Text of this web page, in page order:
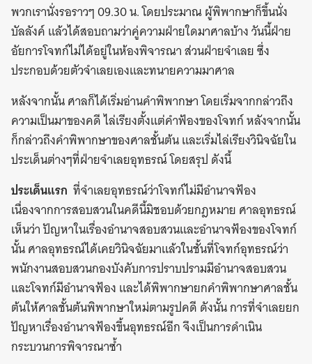
พวกเรานั่งรอราวๆ 09.30 น. โดยประมาณ ผู้พิพากษาก็ขึ้นนั่ง
บัลลังค์ แล้วได้สอบถามว่าคู่ความฝ่ายใดมาศาลบ้าง วันนี้ฝ่าย
อัยการโจทก์ไม่ได้อยู่ในห้องพิจารณา ส่วนฝ่ายจำเลย ซึ่ง
ประกอบด้วยตัวจำเลยเองและทนายความมาศาล
หลังจากนั้น ศาลก็ได้เริ่มอ่านคำพิพากษา โดยเริ่มจากกล่าวถึง
ความเป็นมาของคดี ไล่เรียงตั้งแต่คำฟ้องของโจทก์ หลังจากนั้น
ก็กล่าวถึงคำพิพากษาของศาลชั้นต้น และเริ่มไล่เรียงวินิจฉัยใน
ประเด็นต่างๆที่ฝ่ายจำเลยอุทธรณ์ โดยสรุป ดังนี้
ประเด็นแรก ที่จำเลยอุทธรณ์ว่าโจทก์ไม่มีอำนาจฟ้อง
เนื่องจากการสอบสวนในคดีนี้มิชอบด้วยกฎหมาย ศาลอุทธรณ์
เห็นว่า ปัญหาในเรื่องอำนาจสอบสวนและอำนาจฟ้องของโจทก์
นั้น ศาลอุทธรณ์ได้เคยวินิจฉัยมาแล้วในชั้นที่โจทก์อุทธรณ์ว่า
พนักงานสอบสวนกองบังคับการปราบปรามมีอำนาจสอบสวน
และโจทก์มีอำนาจฟ้อง และได้พิพากษายกคำพิพากษาศาลชั้น
ต้นให้ศาลชั้นต้นพิพากษาใหม่ตามรูปคดี ดังนั้น การที่จำเลยยก
ปัญหาเรื่องอำนาจฟ้องขึ้นอุทธรณ์อีก จึงเป็นการดำเนิน
กระบวนการพิจารณาซ้ำ